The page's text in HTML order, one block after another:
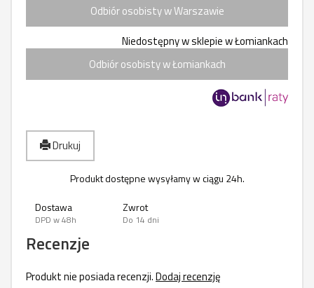
Odbiór osobisty w Warszawie
Niedostępny w sklepie w Łomiankach
Odbiór osobisty w Łomiankach
Drukuj
Produkt dostępne wysyłamy w ciągu 24h.
Dostawa
DPD w 48h
Zwrot
Do 14 dni
Recenzje
Produkt nie posiada recenzji.Dodaj recenzję